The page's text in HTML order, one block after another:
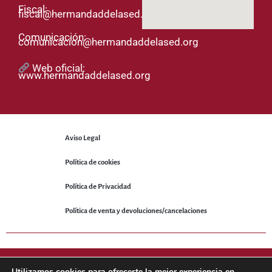
Fiscal:
fiscal@hermandaddelased.org
Comunicación:
comunicacion@hermandaddelased.org
Web oficial:
www.hermandaddelased.org
Aviso Legal
Política de cookies
Política de Privacidad
Política de venta y devoluciones/cancelaciones